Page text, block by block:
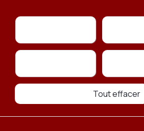
Tout effacer